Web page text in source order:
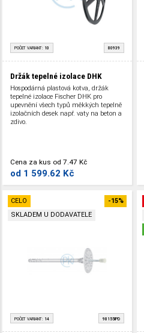
POČET VARIANT: 10 80939
Držák tepelné izolace DHK
Hospodárná plastová kotva, držák
tepelné izolace Fischer DHK pro
upevnění všech typů měkkých tepelně
izolačních desek např. vaty na beton a
zdivo.
Cena za kus od 7.47 Kč
od 1 599.62 Kč
CELO
SKLADEM U DODAVATELE
-15%
POČET VARIANT: 14 98155IPD